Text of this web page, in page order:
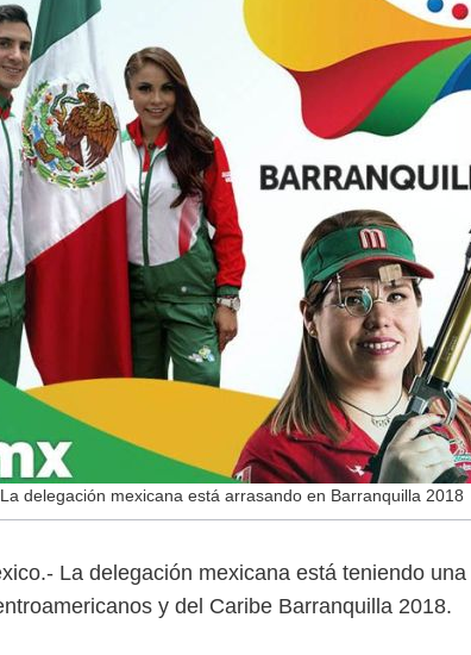
delegación mexicana está arrasando en Barranquilla 2018
La delegación mexicana está teniendo
y del Caribe Barranquilla 2018.